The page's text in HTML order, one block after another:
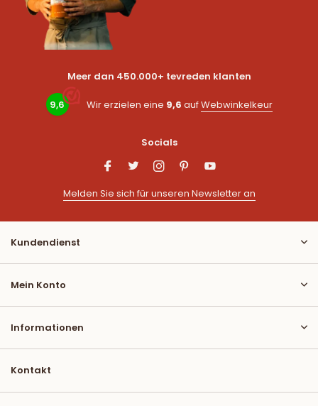
Meer dan 450.000+ tevreden klanten
9,6 Wir erzielen eine 9,6 aufWebwinkelkeur
Socials
Melden Sie sich für unseren Newsletter an
Kundendienst
Mein Konto
Informationen
Kontakt